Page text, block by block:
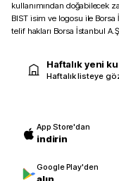
kullanımından doğabilecek
BIST isim ve logosu ile
telif hakları Borsa İstanbul
Haftalık yeni
Haftalık listeye
App Store'dan
indirin
Google Play'den